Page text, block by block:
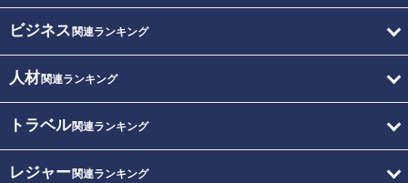
ビジネス 関連ランキング
人材関連ランキング
トラベル関連ランキング
レジャー関連ランキング